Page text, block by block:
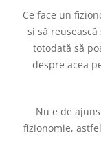
Ce face un
și să
totodată să
despre acea
Nu e de
fizionomie,